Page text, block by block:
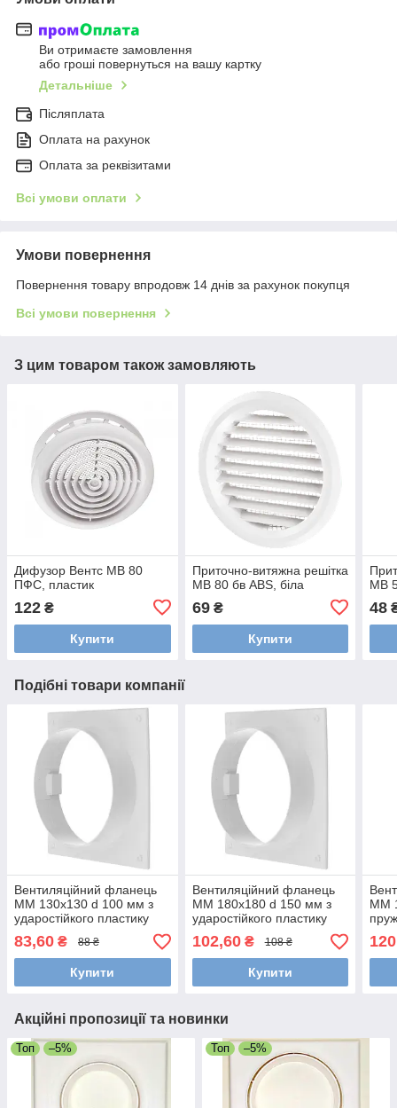
Ви отримаєте замовлення
або гроші повернуться на вашу картку
Детальніше
Післяплата
Оплата на рахунок
Оплата за реквізитами
Всі умови оплати
Умови повернення
Повернення товару впродовж 14 днів за рахунок покупця
Всі умови повернення
З цим товаром також замовляють
Дифузор Вентс МВ 80
ПФС, пластик
122 ₴
Купити
Приточно-витяжна решітка
МВ 80 бв ABS, біла
69₴
Купити
МВ
48
Подібні товари компанії
Вентиляційний фланець
ММ 130х130 d 100 мм з
ударостійкого пластику
83,60 ₴ 88 ₴
Купити
Вентиляційний фланець
ММ 180х180 d 150 мм з
ударостійкого пластику
102,60₴ 108 ₴
Купити
ММ
Акційні пропозиції та новинки
Топ –5% Топ –5%